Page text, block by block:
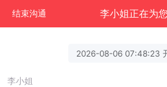
结束沟通 李小姐正在为
2026-08-06 07:48:23
李小姐